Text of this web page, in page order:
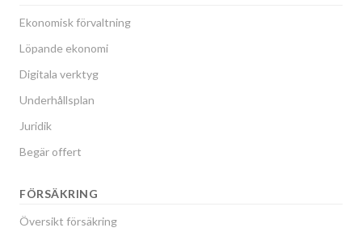
Ekonomisk förvaltning
Löpande ekonomi
Digitala verktyg
Underhållsplan
Juridik
Begär offert
FÖRSÄKRING
Översikt försäkring